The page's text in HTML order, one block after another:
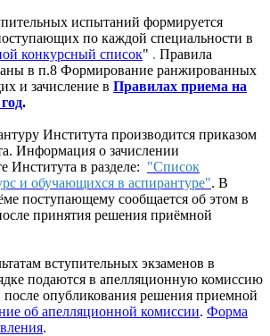
испытаний формируется
по каждой специальности в
конкурсный список" . Правила
в п.8 Формирование ранжированных
и зачисление в Правилах приема на
.
Института производится приказом
Информация о зачислении
Института в разделе: "Список
и обучающихся в аспирантуре". В
поступающему сообщается об этом в
принятия решения приёмной
вступительных экзаменов в
подаются в апелляционную комиссию
после опубликования решения приемной
об апелляционной комиссии. Форма
.